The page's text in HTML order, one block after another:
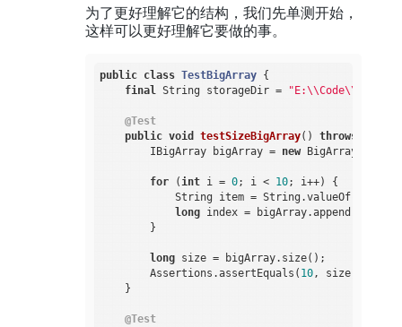
为了更好理解它的结构，我们先单测开始，
这样可以更好理解它要做的事。
public class TestBigArray {
final
String storageDir =
@Test
public void testSizeBigArray() throws
        IBigArray bigArray =
new
for ( int i = 0; i < 10; i++) {
            String item = String.valueOf(i);
long index =
        }
long size = bigArray.size();
        Assertions.assertEquals(
10, size);
    }
@Test